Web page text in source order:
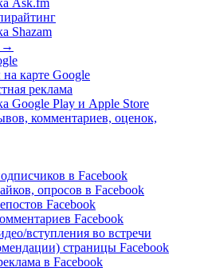
Ask.fm
Shazam
→
карте Google
реклама
Google Play и Apple Store
комментариев, оценок,
в Facebook
опросов в Facebook
Facebook
Facebook
вступления во встречи
страницы Facebook
в Facebook